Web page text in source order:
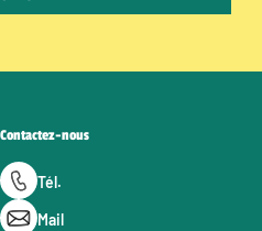
Contactez-nous
Tél.
Mail